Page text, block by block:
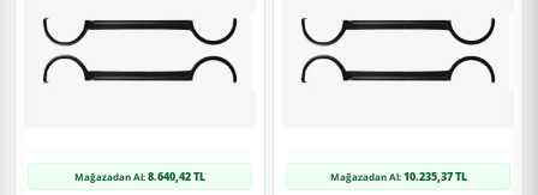
Mağazadan Al:8.640,42 TL Mağazadan Al:10.235,37 TL